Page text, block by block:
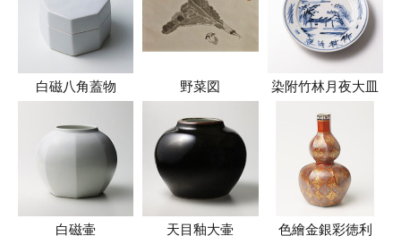
白磁八角蓋物 野菜図 染附竹林月夜大皿
白磁壷 天目釉大壷 色繪金銀彩徳利